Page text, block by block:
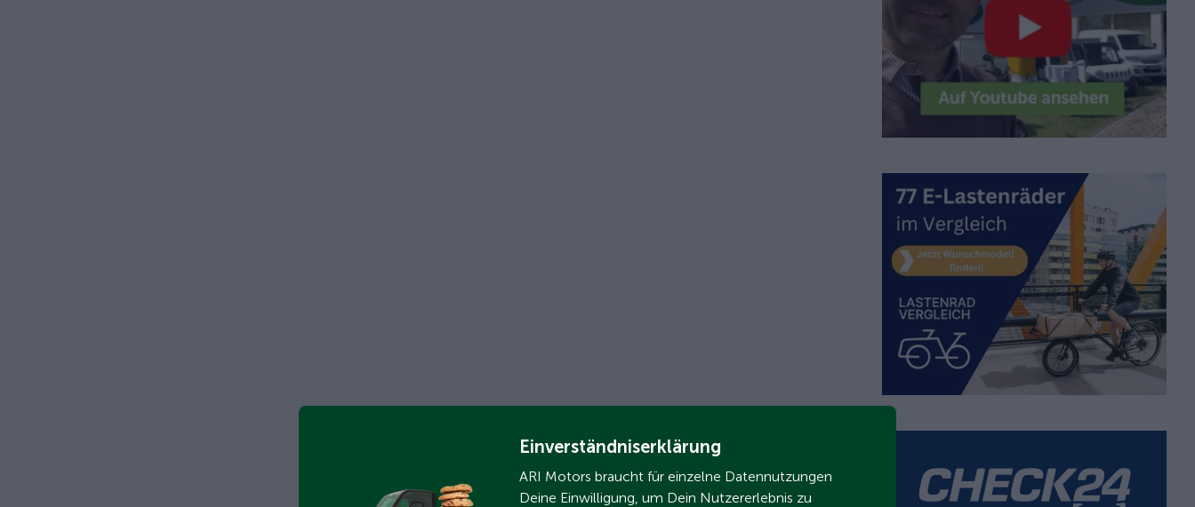
Einverständniserklärung
ARI Motors braucht für einzelne Datennutzungen
Deine Einwilligung, um Dein Nutzererlebnis zu